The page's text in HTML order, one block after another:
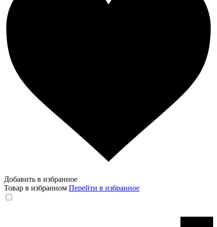
Добавить в избранное
Товар в избранном Перейти в избранное